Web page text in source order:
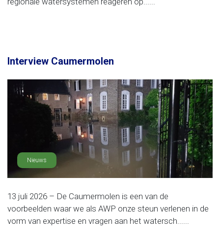
Interview Caumermolen
Nieuws
13 juli 2026 – De Caumermolen is een van de
voorbeelden waar we als AWP onze steun verlenen in de
vorm van expertise en vragen aan het watersch......